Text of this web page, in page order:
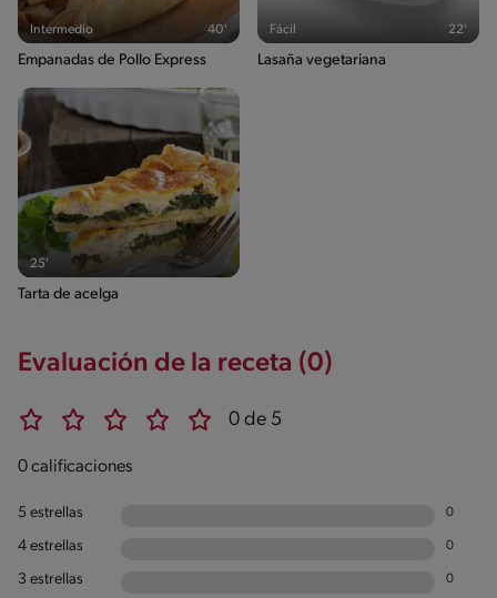
Intermedio 40'
Empanadas de Pollo Express
Fácil 22'
Lasaña vegetariana
25'
Tarta de acelga
Evaluación de la receta (0)
0 de 5
0 calificaciones
5 estrellas 0
4 estrellas 0
3 estrellas 0